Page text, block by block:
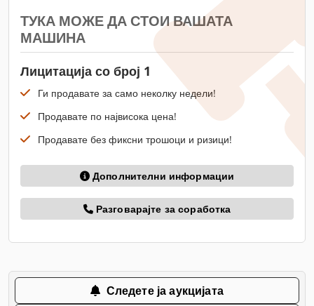
ТУКА МОЖЕ ДА СТОИ ВАШАТА
МАШИНА
Лицитација со број 1
Ги продавате за само неколку недели!
Продавате по највисока цена!
Продавате без фиксни трошоци и ризици!
Дополнителни информации
Разговарајте за соработка
Следете ја аукцијата